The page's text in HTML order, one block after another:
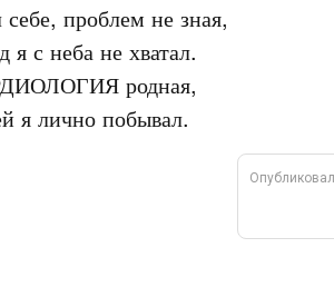
проблем не зная,
я с неба не хватал.
родная,